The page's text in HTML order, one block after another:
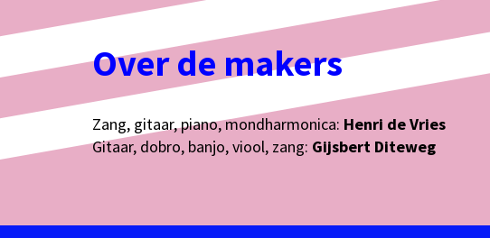
Over de makers
Zang, gitaar, piano, mondharmonica: Henri de Vries
Gitaar, dobro, banjo, viool, zang: Gijsbert Diteweg